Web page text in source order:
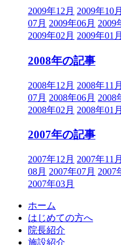
2009年12月 2009年10月
07月 2009年06月 2009
2009年02月 2009年01月
2008年の記事
2008年12月 2008年11月
07月 2008年06月 2008
2008年02月 2008年01月
2007年の記事
2007年12月 2007年11月
08月 2007年07月 2007
2007年03月
ホーム
はじめての方へ
院長紹介
施設紹介